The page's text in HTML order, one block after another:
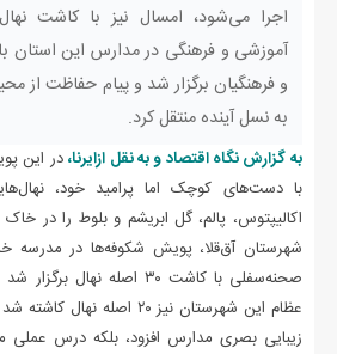
اجرا می‌شود، امسال نیز با کاشت
آموزشی و فرهنگی در مدارس این استان
و فرهنگیان برگزار شد و پیام حفاظت از
به نسل آینده منتقل کرد.
به گزارش نگاه اقتصاد و به نقل ازایرنا،در این
با دست‌های کوچک اما پرامید خود،
اکالیپتوس، پالم، گل ابریشم و بلوط را در
شهرستان آق‌قلا، پویش شکوفه‌ها در
صحنه‌سفلی با کاشت ۳۰ اصله
عظام این شهرستان نیز ۲۰ اصله
زیبایی بصری مدارس افزود، بلکه درس عملی